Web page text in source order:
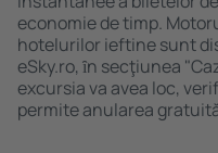
economie de timp.
hotelurilor ieftine sunt
eSky.ro, ȋn secţiunea
excursia va avea loc,
permite anularea